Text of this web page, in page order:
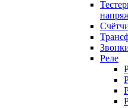
Реле